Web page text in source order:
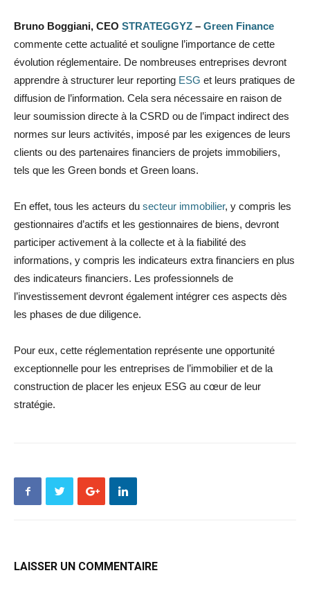
Bruno Boggiani, CEO STRATEGGYZ – Green Finance
commente cette actualité et souligne l’importance de cette
évolution réglementaire. De nombreuses entreprises devront
apprendre à structurer leur reporting ESG et leurs pratiques de
diffusion de l’information. Cela sera nécessaire en raison de
leur soumission directe à la CSRD ou de l’impact indirect des
normes sur leurs activités, imposé par les exigences de leurs
clients ou des partenaires financiers de projets immobiliers,
tels que les Green bonds et Green loans.
En effet, tous les acteurs du secteur immobilier, y compris les
gestionnaires d’actifs et les gestionnaires de biens, devront
participer activement à la collecte et à la fiabilité des
informations, y compris les indicateurs extra financiers en plus
des indicateurs financiers. Les professionnels de
l’investissement devront également intégrer ces aspects dès
les phases de due diligence.
Pour eux, cette réglementation représente une opportunité
exceptionnelle pour les entreprises de l’immobilier et de la
construction de placer les enjeux ESG au cœur de leur
stratégie.
LAISSER UN COMMENTAIRE